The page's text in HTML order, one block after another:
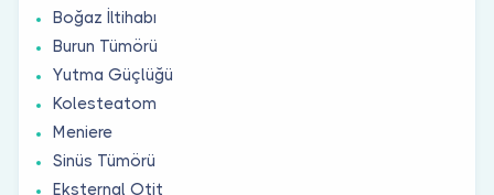
Boğaz İltihabı
Burun Tümörü
Yutma Güçlüğü
Kolesteatom
Meniere
Sinüs Tümörü
Eksternal Otit